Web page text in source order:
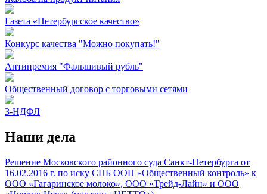
Газета «Петербургское качество»
Конкурс качества "Можно покупать!"
Антипремия "Фальшивый рубль"
Общественный договор с торговыми сетями
3-НДФЛ
Наши дела
Решение Московского районного суда Санкт-Петербурга от
16.02.2016 г. по иску СПБ ООП «Общественный контроль» к
ООО «Гагаринское молоко», ООО «Трейд-Лайн» и ООО